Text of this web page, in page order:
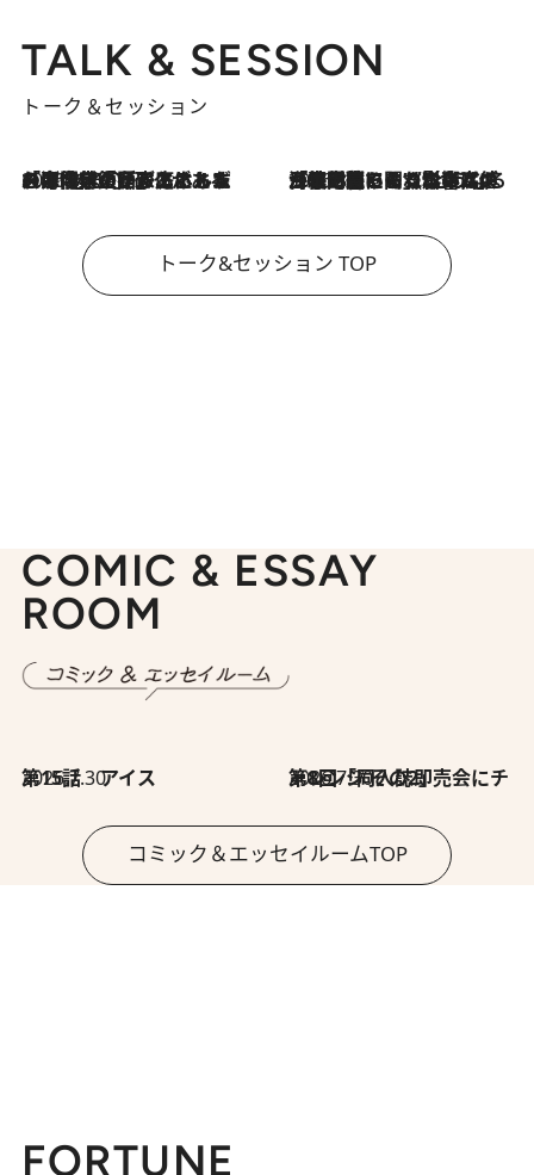
TALK & SESSION
トーク＆セッション
2026.8.3
「今後値上げがあるとすれば…」「リスクがあるのは今年の冬」エネルギー専門家が語る、ホルムズ海峡封鎖が家庭にもたらす“ある心配” 2026.8.3
「住宅建てられない…」「サーチャージ料の高値が続いている」ホルムズ海峡封鎖による影響はいつまで続く？《エネルギー専門家に聞く“どうなる日本の暮らし”》
トーク&セッション TOP
COMIC & ESSAY
ROOM
2026.7.30
第15話 アイス 2026.7.30
第8回「同人誌即売会にチャレンジ その2」
コミック＆エッセイルームTOP
FORTUNE